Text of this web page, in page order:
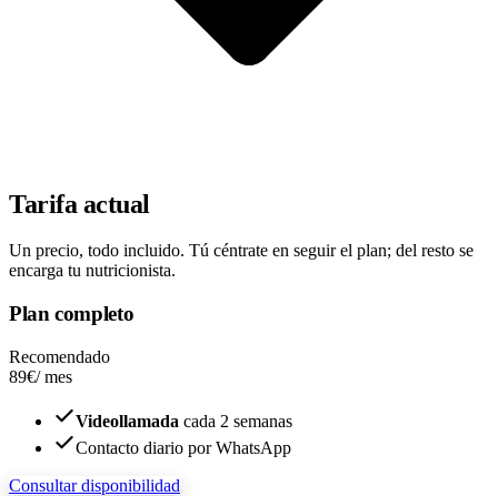
Tarifa actual
Un precio, todo incluido. Tú céntrate en seguir el plan; del resto se
encarga tu nutricionista.
Plan completo
Recomendado
89€/ mes
Videollamada cada 2 semanas
Contacto diario por WhatsApp
Consultar disponibilidad